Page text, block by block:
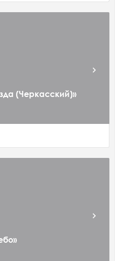
(Черкасский)»